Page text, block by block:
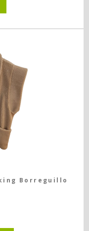
Borreguillo